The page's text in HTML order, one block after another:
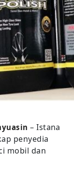
– Istana
penyedia
mobil dan